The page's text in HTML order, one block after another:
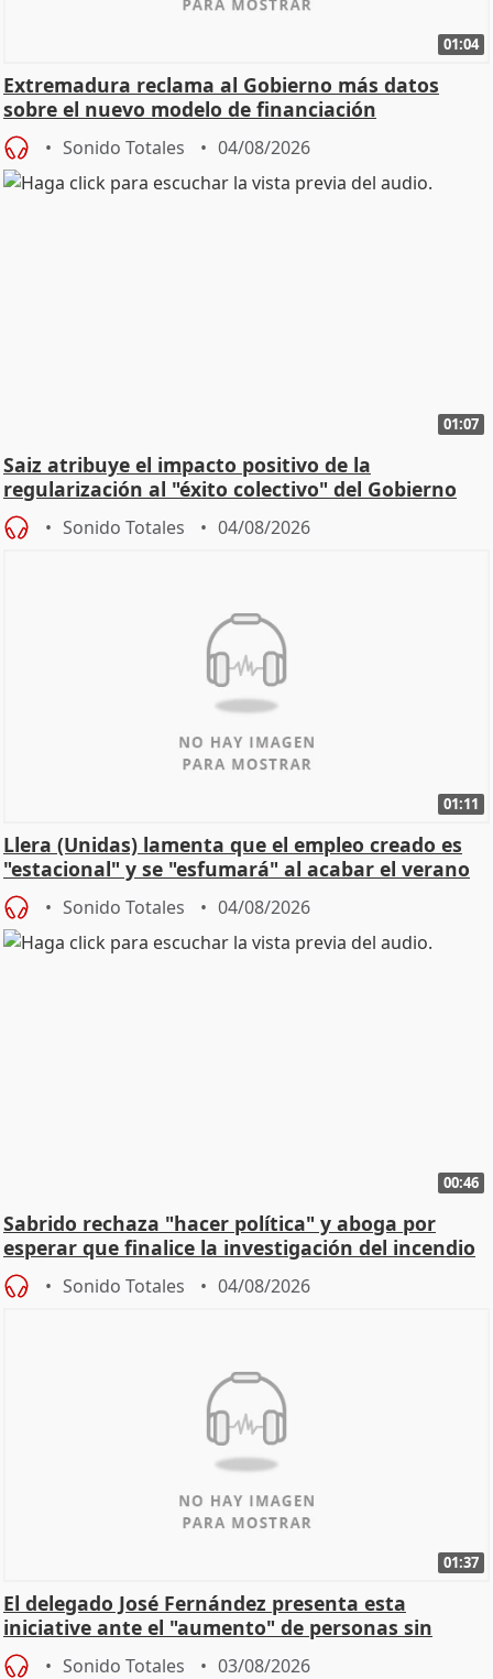
01:04
Extremadura reclama al Gobierno más datos
sobre el nuevo modelo de financiación
Sonido Totales 04/08/2026
01:07
Saiz atribuye el impacto positivo de la
regularización al "éxito colectivo" del Gobierno
Sonido Totales 04/08/2026
01:11
Llera (Unidas) lamenta que el empleo creado es
"estacional" y se "esfumará" al acabar el verano
Sonido Totales 04/08/2026
00:46
Sabrido rechaza "hacer política" y aboga por
esperar que finalice la investigación del incendio
Sonido Totales 04/08/2026
01:37
El delegado José Fernández presenta esta
iniciative ante el "aumento" de personas sin
hogar en Madri
Sonido Totales 03/08/2026